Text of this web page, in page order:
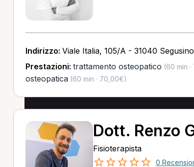
Indirizzo: Viale Italia, 105/A - 31040
Prestazioni: trattamento osteopatico (60 min
osteopatica(60 min · 70,00€)
Dott. Renzo
Fisioterapista
0